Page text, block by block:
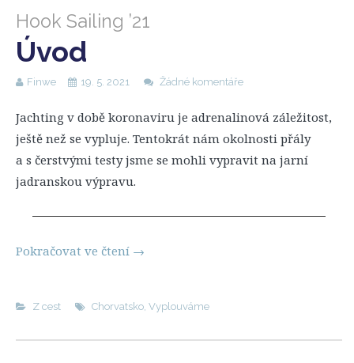
Hook Sailing ’21
Úvod
Finwe 19. 5. 2021 Žádné komentáře
Jachting v době koronaviru je adrenalinová záležitost,
ještě než se vypluje. Tentokrát nám okolnosti přály
a s čerstvými testy jsme se mohli vypravit na jarní
jadranskou výpravu.
Pokračovat ve čtení →
Z cest Chorvatsko, Vyplouváme